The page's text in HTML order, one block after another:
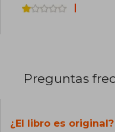
Preguntas
¿El libro es original?